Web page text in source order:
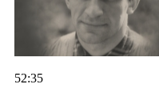
52:35